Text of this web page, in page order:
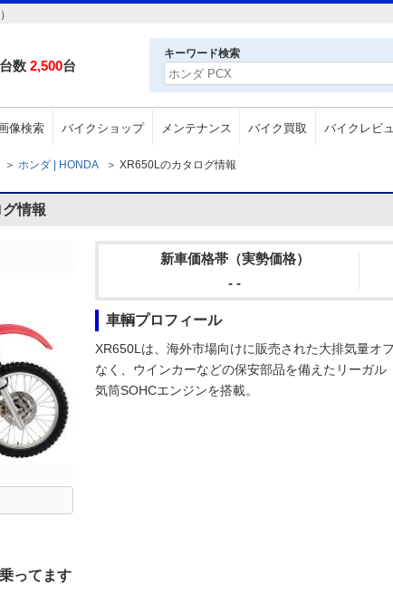
数 2,500台
キーワード検索
像検索 バイクショップ メンテナンス バイク買取 バイクレビ
＞ ホンダ | HONDA ＞ XR650Lのカタログ情報
情報
新車価格帯（実勢価格）
- -
車輌プロフィール
XR650Lは、海外市場向けに販売された大排気量オ
なく、ウインカーなどの保安部品を備えたリーガ
気筒SOHCエンジンを搭載。
ってます